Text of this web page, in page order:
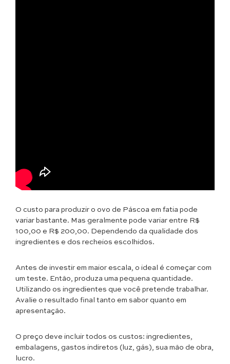
O custo para produzir o ovo de Páscoa em fatia pode
variar bastante. Mas geralmente pode variar entre R$
100,00 e R$ 200,00. Dependendo da qualidade dos
ingredientes e dos recheios escolhidos.
Antes de investir em maior escala, o ideal é começar com
um teste. Então, produza uma pequena quantidade.
Utilizando os ingredientes que você pretende trabalhar.
Avalie o resultado final tanto em sabor quanto em
apresentação.
O preço deve incluir todos os custos: ingredientes,
embalagens, gastos indiretos (luz, gás), sua mão de obra,
lucro.